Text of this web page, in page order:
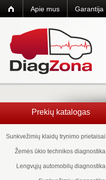
Apie mus Garantija
Prekių katalogas
Sunkvežimių klaidų trynimo prietaisai
Žemės ūkio technikos diagnostika
Lengvųjų automobilų diagnostika